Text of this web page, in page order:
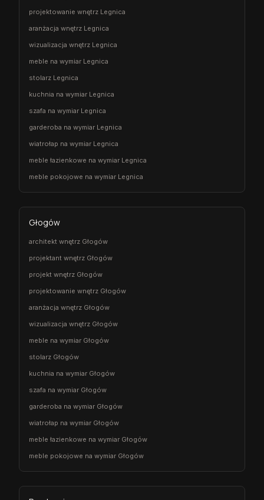
projektowanie wnętrz Legnica
aranżacja wnętrz Legnica
wizualizacja wnętrz Legnica
meble na wymiar Legnica
stolarz Legnica
kuchnia na wymiar Legnica
szafa na wymiar Legnica
garderoba na wymiar Legnica
wiatrołap na wymiar Legnica
meble łazienkowe na wymiar Legnica
meble pokojowe na wymiar Legnica
Głogów
architekt wnętrz Głogów
projektant wnętrz Głogów
projekt wnętrz Głogów
projektowanie wnętrz Głogów
aranżacja wnętrz Głogów
wizualizacja wnętrz Głogów
meble na wymiar Głogów
stolarz Głogów
kuchnia na wymiar Głogów
szafa na wymiar Głogów
garderoba na wymiar Głogów
wiatrołap na wymiar Głogów
meble łazienkowe na wymiar Głogów
meble pokojowe na wymiar Głogów